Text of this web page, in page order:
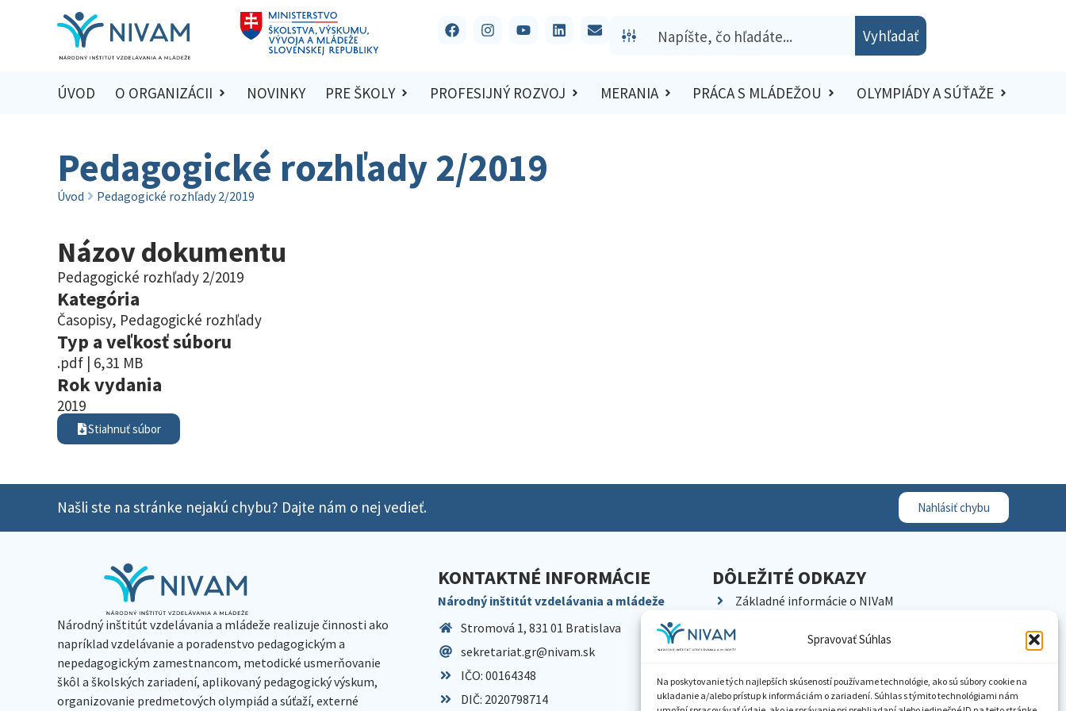
Spravovať Súhlas
Na poskytovanie tých najlepších skúseností používame technológie, ako sú súbory cookie na
ukladanie a/alebo prístup k informáciám o zariadení. Súhlas s týmito technológiami nám
Vyhľadať
ÚVOD O ORGANIZÁCII NOVINKY PRE ŠKOLY PROFESIJNÝ ROZVOJ MERANIA PRÁCA S MLÁDEŽOU OLYMPIÁDY A SÚŤAŽE
Pedagogické rozhľady 2/2019
Úvod Pedagogické rozhľady 2/2019
Názov dokumentu
Pedagogické rozhľady 2/2019
Kategória
Časopisy, Pedagogické rozhľady
Typ a veľkosť súboru
.pdf | 6,31 MB
Rok vydania
2019
Stiahnuť súbor
Našli ste na stránke nejakú chybu? Dajte nám o nej vedieť. Nahlásiť chybu
Národný inštitút vzdelávania a mládeže realizuje činnosti ako
napríklad vzdelávanie a poradenstvo pedagogickým a
nepedagogickým zamestnancom, metodické usmerňovanie
škôl a školských zariadení, aplikovaný pedagogický výskum,
organizovanie predmetových olympiád a súťaží, externé
KONTAKTNÉ INFORMÁCIE
Národný inštitút vzdelávania a mládeže
Stromová 1, 831 01 Bratislava
sekretariat.gr@nivam.sk
IČO: 00164348
DIČ: 2020798714
DÔLEŽITÉ ODKAZY
Základné informácie o NIVaM
Kariéra
Pracoviská NIVaM